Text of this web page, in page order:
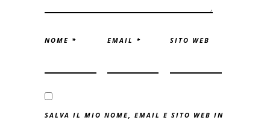
NOME * EMAIL * SITO WEB
SALVA IL MIO NOME, EMAIL E SITO WEB IN